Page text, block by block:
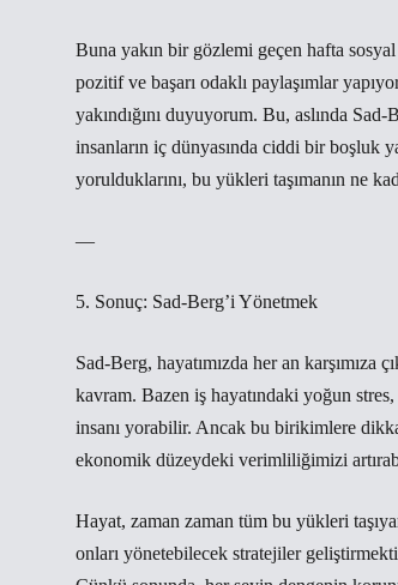
Buna yakın bir gözlemi geçen hafta
pozitif ve başarı odaklı paylaşımlar
yakındığını duyuyorum. Bu, aslında
insanların iç dünyasında ciddi bir boşluk
yorulduklarını, bu yükleri taşımanın ne
—
5. Sonuç: Sad-Berg’i Yönetmek
Sad-Berg, hayatımızda her an
kavram. Bazen iş hayatındaki yoğun
insanı yorabilir. Ancak bu birikimlere
ekonomik düzeydeki verimliliğimizi
Hayat, zaman zaman tüm bu yükleri
onları yönetebilecek stratejiler